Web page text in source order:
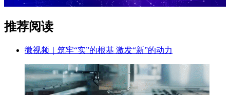
推荐阅读
微视频｜筑牢“实”的根基 激发“新”的动力